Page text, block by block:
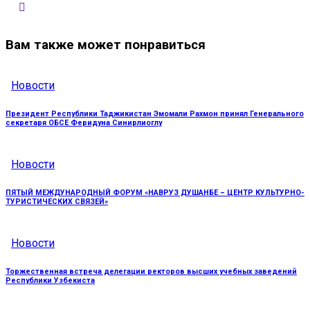
Вам также может понравиться
Новости
Президент Республики Таджикистан Эмомали Рахмон принял Генерального
секретаря ОБСЕ Феридуна Синирлиоглу
Новости
ПЯТЫЙ МЕЖДУНАРОДНЫЙ ФОРУМ «НАВРУЗ ДУШАНБЕ – ЦЕНТР КУЛЬТУРНО-
ТУРИСТИЧЕСКИХ СВЯЗЕЙ»
Новости
Торжественная встреча делегации ректоров высших учебных заведений
Республики Узбекиста